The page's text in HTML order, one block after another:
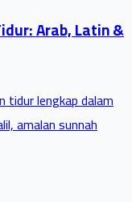
Arab, Latin &
tidur lengkap dalam
amalan sunnah